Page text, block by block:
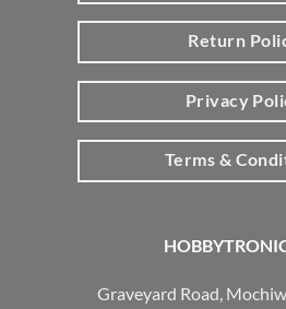
Graveyard Road,
Return
Privacy
Terms &